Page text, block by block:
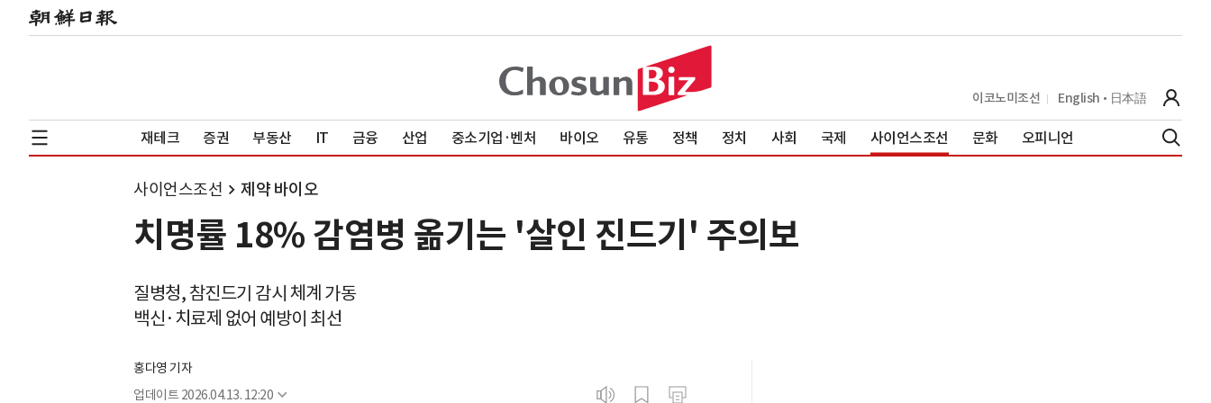
이코노미조선 English 日本語
재테크 증권 부동산 IT 금융 산업 중소기업·벤처 바이오 유통 정책 정치 사회 국제 사이언스조선 문화 오피니언
사이언스조선 제약 바이오
치명률 18% 감염병 옮기는 '살인 진드기' 주의보
질병청, 참진드기 감시 체계 가동
백신·치료제 없어 예방이 최선
홍다영 기자
업데이트 2026.04.13. 12:20